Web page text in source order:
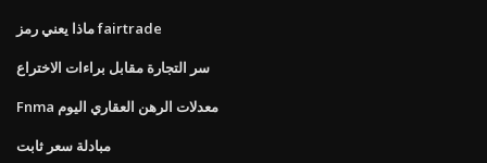
ماذا يعني رمز fairtrade
سر التجارة مقابل براءات الاختراع
Fnma معدلات الرهن العقاري اليوم
مبادلة سعر ثابت